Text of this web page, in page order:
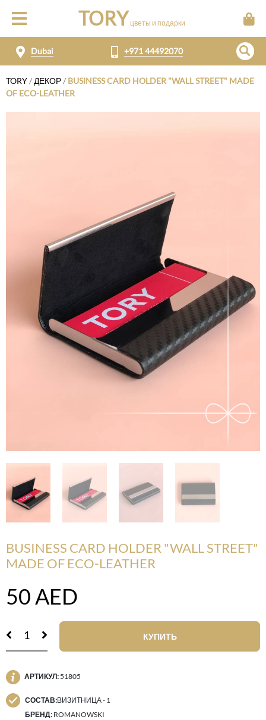
TORY цветы и подарки
Dubai +971 44492070
TORY/ ДЕКОР/ BUSINESS CARD HOLDER "WALL STREET" MADE
OF ECO-LEATHER
BUSINESS CARD HOLDER "WALL STREET"
MADE OF ECO-LEATHER
50AED
КУПИТЬ
АРТИКУЛ: 51805
СОСТАВ:ВИЗИТНИЦА - 1
БРЕНД: ROMANOWSKI